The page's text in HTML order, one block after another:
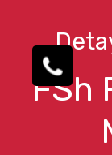
FSh